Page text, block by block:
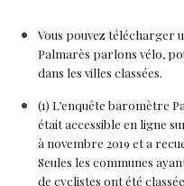
Vous pouvez télécharger
Palmarès parlons vélo,
dans les villes classées.
(1) L’enquête baromètre
était accessible en ligne
à novembre 2019 et a
Seules les communes
de cyclistes ont été